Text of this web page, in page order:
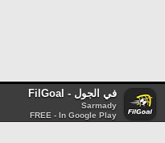
في الجول - FilGoal
Sarmady
FREE - In Google Play